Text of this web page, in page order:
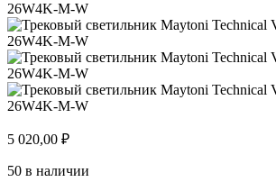
5 020,00 ₽
50 в наличии